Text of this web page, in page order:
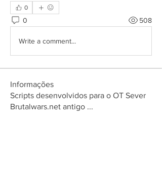
0
0 508
Write a comment...
Informações
Scripts desenvolvidos para o OT Sever
Brutalwars.net antigo ...